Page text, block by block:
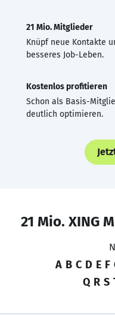
21 Mio. Mitglieder
Knüpf neue Kontakte
besseres Job-Leben.
Kostenlos profitieren
Schon als Basis-
deutlich optimieren.
21 Mio. XING
A B C D E F
Q R S